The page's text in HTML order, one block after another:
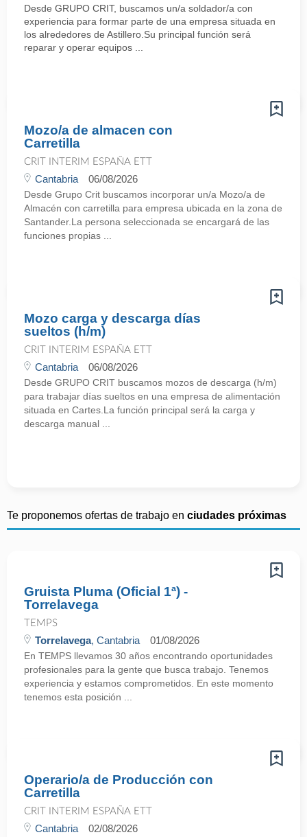
Desde GRUPO CRIT, buscamos un/a soldador/a con
experiencia para formar parte de una empresa situada en
los alrededores de Astillero.Su principal función será
reparar y operar equipos ...
Mozo/a de almacen con
Carretilla
CRIT INTERIM ESPAÑA ETT
Cantabria 06/08/2026
Desde Grupo Crit buscamos incorporar un/a Mozo/a de
Almacén con carretilla para empresa ubicada en la zona de
Santander.La persona seleccionada se encargará de las
funciones propias ...
Mozo carga y descarga días
sueltos (h/m)
CRIT INTERIM ESPAÑA ETT
Cantabria 06/08/2026
Desde GRUPO CRIT buscamos mozos de descarga (h/m)
para trabajar días sueltos en una empresa de alimentación
situada en Cartes.La función principal será la carga y
descarga manual ...
Te proponemos ofertas de trabajo en ciudades próximas
Gruista Pluma (Oficial 1ª) -
Torrelavega
TEMPS
Torrelavega, Cantabria 01/08/2026
En TEMPS llevamos 30 años encontrando oportunidades
profesionales para la gente que busca trabajo. Tenemos
experiencia y estamos comprometidos. En este momento
tenemos esta posición ...
Operario/a de Producción con
Carretilla
CRIT INTERIM ESPAÑA ETT
Cantabria 02/08/2026